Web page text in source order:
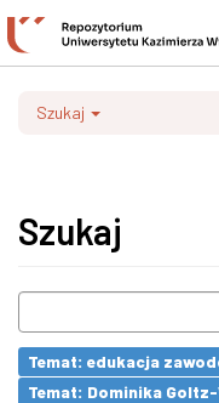
Szukaj
Szukaj
Temat: edukacja
Temat: Dominika